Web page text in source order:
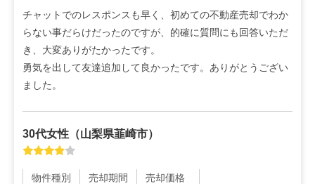
チャットでのレスポンスも早く、初めての不動産売却でわか
らない事だらけだったのですが、的確に質問にも回答いただ
き、大変ありがたかったです。
勇気を出して友達追加して良かったです。ありがとうござい
ました。
30代女性 （山梨県韮崎市）
物件種別
売却期間
売却価格